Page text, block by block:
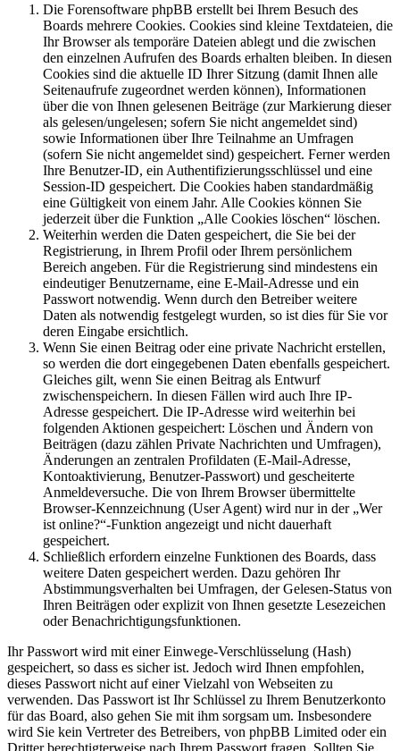
Die Forensoftware phpBB erstellt bei Ihrem Besuch des
Boards mehrere Cookies. Cookies sind kleine Textdateien, die
Ihr Browser als temporäre Dateien ablegt und die zwischen
den einzelnen Aufrufen des Boards erhalten bleiben. In diesen
Cookies sind die aktuelle ID Ihrer Sitzung (damit Ihnen alle
Seitenaufrufe zugeordnet werden können), Informationen
über die von Ihnen gelesenen Beiträge (zur Markierung dieser
als gelesen/ungelesen; sofern Sie nicht angemeldet sind)
sowie Informationen über Ihre Teilnahme an Umfragen
(sofern Sie nicht angemeldet sind) gespeichert. Ferner werden
Ihre Benutzer-ID, ein Authentifizierungsschlüssel und eine
Session-ID gespeichert. Die Cookies haben standardmäßig
eine Gültigkeit von einem Jahr. Alle Cookies können Sie
jederzeit über die Funktion „Alle Cookies löschen“ löschen.
Weiterhin werden die Daten gespeichert, die Sie bei der
Registrierung, in Ihrem Profil oder Ihrem persönlichem
Bereich angeben. Für die Registrierung sind mindestens ein
eindeutiger Benutzername, eine E-Mail-Adresse und ein
Passwort notwendig. Wenn durch den Betreiber weitere
Daten als notwendig festgelegt wurden, so ist dies für Sie vor
deren Eingabe ersichtlich.
Wenn Sie einen Beitrag oder eine private Nachricht erstellen,
so werden die dort eingegebenen Daten ebenfalls gespeichert.
Gleiches gilt, wenn Sie einen Beitrag als Entwurf
zwischenspeichern. In diesen Fällen wird auch Ihre IP-
Adresse gespeichert. Die IP-Adresse wird weiterhin bei
folgenden Aktionen gespeichert: Löschen und Ändern von
Beiträgen (dazu zählen Private Nachrichten und Umfragen),
Änderungen an zentralen Profildaten (E-Mail-Adresse,
Kontoaktivierung, Benutzer-Passwort) und gescheiterte
Anmeldeversuche. Die von Ihrem Browser übermittelte
Browser-Kennzeichnung (User Agent) wird nur in der „Wer
ist online?“-Funktion angezeigt und nicht dauerhaft
gespeichert.
Schließlich erfordern einzelne Funktionen des Boards, dass
weitere Daten gespeichert werden. Dazu gehören Ihr
Abstimmungsverhalten bei Umfragen, der Gelesen-Status von
Ihren Beiträgen oder explizit von Ihnen gesetzte Lesezeichen
oder Benachrichtigungsfunktionen.
Ihr Passwort wird mit einer Einwege-Verschlüsselung (Hash)
gespeichert, so dass es sicher ist. Jedoch wird Ihnen empfohlen,
dieses Passwort nicht auf einer Vielzahl von Webseiten zu
verwenden. Das Passwort ist Ihr Schlüssel zu Ihrem Benutzerkonto
für das Board, also gehen Sie mit ihm sorgsam um. Insbesondere
wird Sie kein Vertreter des Betreibers, von phpBB Limited oder ein
Dritter berechtigterweise nach Ihrem Passwort fragen. Sollten Sie